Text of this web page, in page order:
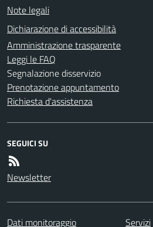
Note legali
Dichiarazione di accessibilità
Amministrazione trasparente
Leggi le FAQ
Segnalazione disservizio
Prenotazione appuntamento
Richiesta d'assistenza
SEGUICI SU
Newsletter
Dati monitoraggio Servizi